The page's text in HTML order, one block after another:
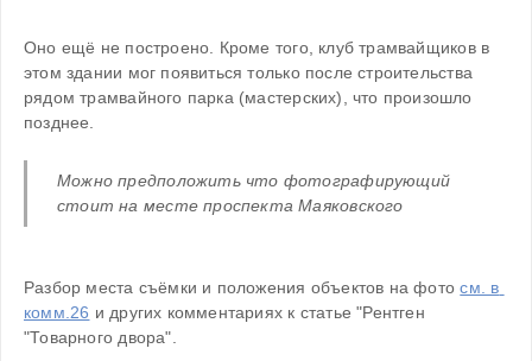
Оно ещё не построено. Кроме того, клуб трамвайщиков в
этом здании мог появиться только после строительства
рядом трамвайного парка (мастерских), что произошло
позднее.
Можно предположить что фотографирующий
стоит на месте проспекта Маяковского
Разбор места съёмки и положения объектов на фото см. в
комм.26 и других комментариях к статье "Рентген
"Товарного двора".